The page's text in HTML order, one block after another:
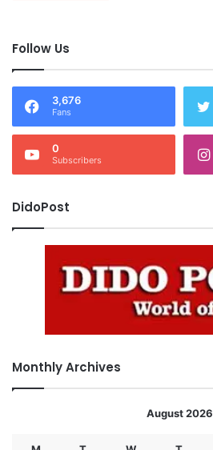
Follow Us
3,676
Fans
0
Subscribers
DidoPost
Monthly Archives
August 2026